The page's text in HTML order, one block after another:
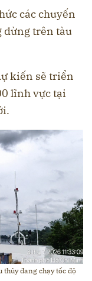
các chuyến
dừng trên tàu
kiến sẽ triển
lĩnh vực tại
thủy đang chạy tốc độ